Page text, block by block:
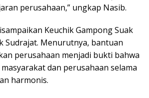
perusahaan,” ungkap Nasib.
Keuchik Gampong Suak
Sudrajat. Menurutnya, bantuan
perusahaan menjadi bukti bahwa
dan perusahaan selama
harmonis.